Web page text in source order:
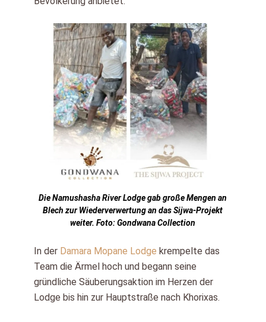
Die Namushasha River Lodge gab große Mengen an
Blech zur Wiederverwertung an das Sijwa-Projekt
weiter. Foto: Gondwana Collection
In der Damara Mopane Lodge krempelte das
Team die Ärmel hoch und begann seine
gründliche Säuberungsaktion im Herzen der
Lodge bis hin zur Hauptstraße nach Khorixas.